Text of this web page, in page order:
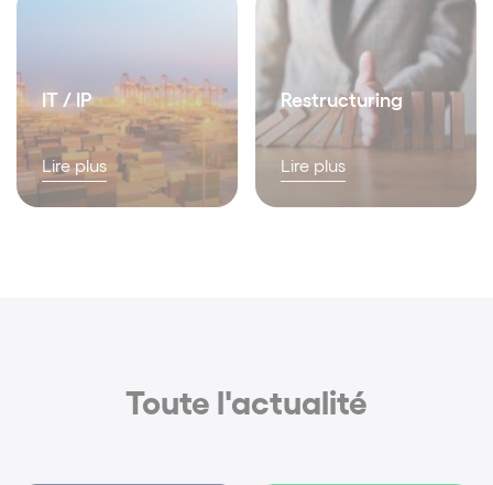
IT / IP
Lire plus
Restructuring
Lire plus
Toute l'actualité